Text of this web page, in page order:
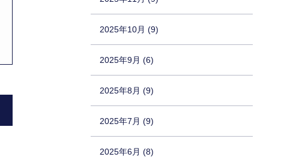
2025年10月 (9)
2025年9月 (6)
2025年8月 (9)
2025年7月 (9)
2025年6月 (8)